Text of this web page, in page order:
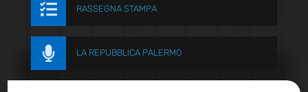
 RASSEGNA STAMPA
 LA REPUBBLICA PALERMO